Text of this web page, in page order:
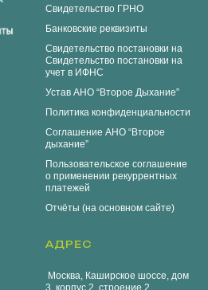
Свидетельство ГРНО
Банковские реквизиты
Свидетельство постановки на
Свидетельство постановки на
учет в ИФНС
Устав АНО “Второе Дыхание”
Политика конфиденциальности
Соглашение АНО “Второе
дыхание”
Пользовательское соглашение
о применении рекуррентных
платежей
Отчёты (на основном сайте)
АДРЕС
Москва, Каширское шоссе, дом